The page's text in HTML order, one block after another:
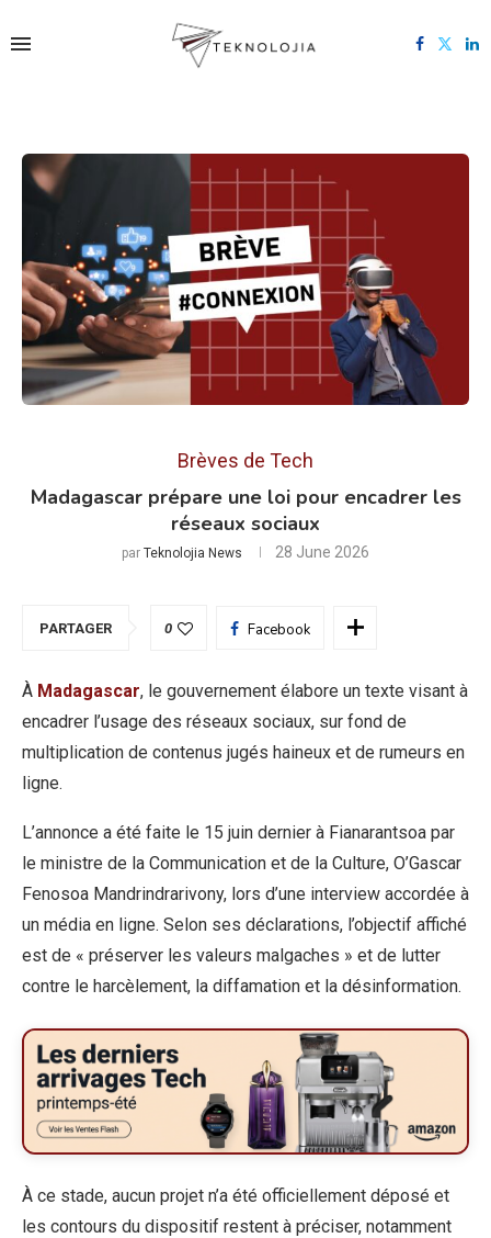
Brèves de Tech
Madagascar prépare une loi pour encadrer les
réseaux sociaux
par Teknolojia News 28 June 2026
PARTAGER 0 Facebook
À Madagascar, le gouvernement élabore un texte visant à
encadrer l’usage des réseaux sociaux, sur fond de
multiplication de contenus jugés haineux et de rumeurs en
ligne.
L’annonce a été faite le 15 juin dernier à Fianarantsoa par
le ministre de la Communication et de la Culture, O’Gascar
Fenosoa Mandrindrarivony, lors d’une interview accordée à
un média en ligne. Selon ses déclarations, l’objectif affiché
est de « préserver les valeurs malgaches » et de lutter
contre le harcèlement, la diffamation et la désinformation.
À ce stade, aucun projet n’a été officiellement déposé et
les contours du dispositif restent à préciser, notamment